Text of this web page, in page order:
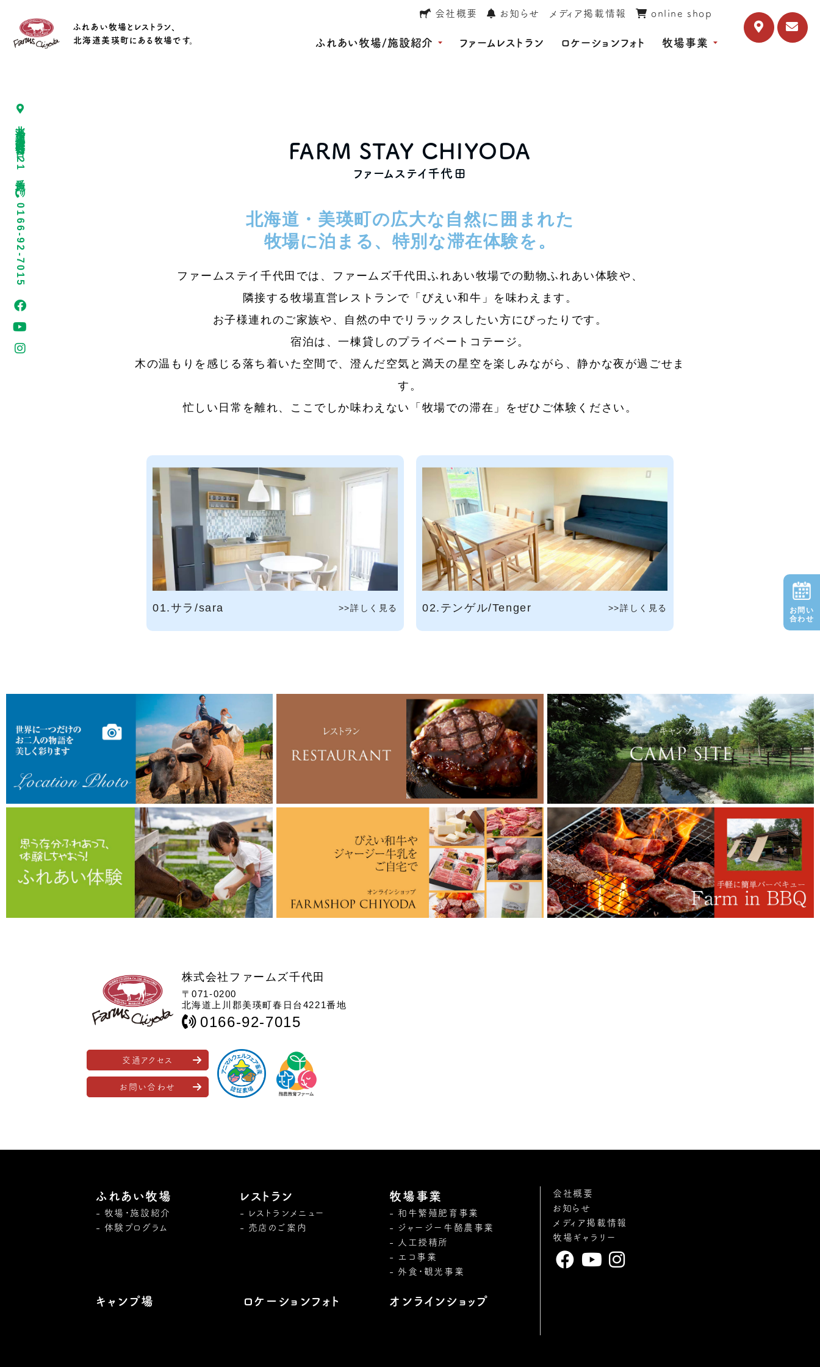
ふれあい牧場とレストラン、
北海道美瑛町にある牧場です。
会社概要 お知らせ メディア掲載情報 online shop
ふれあい牧場/施設紹介 ファームレストラン ロケーションフォト 牧場事業
北海道上川郡美瑛町春日台4221番地
0166-92-7015
FARM STAY CHIYODA
ファームステイ千代田
北海道・美瑛町の広大な自然に囲まれた
牧場に泊まる、特別な滞在体験を。
ファームステイ千代田では、ファームズ千代田ふれあい牧場での動物ふれあい体験や、
隣接する牧場直営レストランで「びえい和牛」を味わえます。
お子様連れのご家族や、自然の中でリラックスしたい方にぴったりです。
宿泊は、一棟貸しのプライベートコテージ。
木の温もりを感じる落ち着いた空間で、澄んだ空気と満天の星空を楽しみながら、静かな夜が過ごせま
す。
忙しい日常を離れ、ここでしか味わえない「牧場での滞在」をぜひご体験ください。
01.サラ/sara >>詳しく見る 02.テンゲル/Tenger >>詳しく見る
お問い
合わせ
株式会社ファームズ千代田
〒071-0200
北海道上川郡美瑛町春日台4221番地
0166-92-7015
交通アクセス
お問い合わせ
ふれあい牧場
牧場・施設紹介
体験プログラム
レストラン
レストランメニュー
売店のご案内
牧場事業
和牛繁殖肥育事業
ジャージー牛酪農事業
人工授精所
エコ事業
外食・観光事業
キャンプ場 ロケーションフォト オンラインショップ
会社概要
お知らせ
メディア掲載情報
牧場ギャラリー